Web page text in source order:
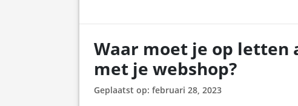
Waar moet je op
met je webshop?
Geplaatst op: februari 28, 2023